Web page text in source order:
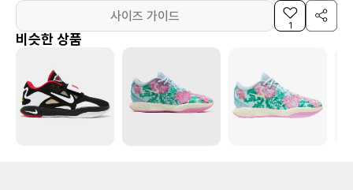
사이즈 가이드
1
비슷한 상품